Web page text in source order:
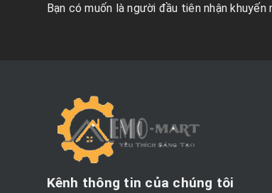
Bạn có muốn là người đầu tiên nhận
Kênh thông tin của chúng tôi